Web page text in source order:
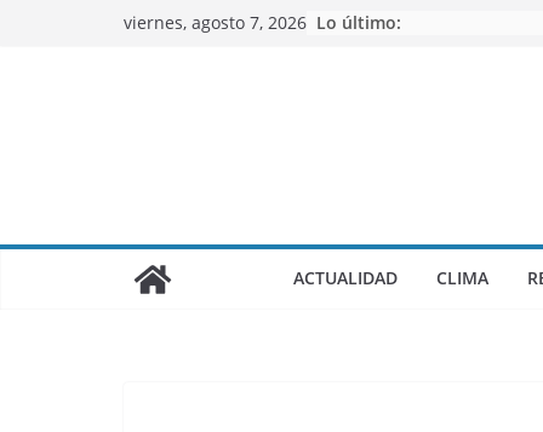
viernes, agosto 7, 2026 Lo último:
ACTUALIDAD CLIMA